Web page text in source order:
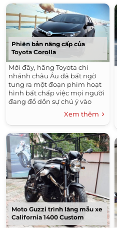
Phiên bản nâng cấp của
Toyota Corolla
Mới đây, hãng Toyota chi
nhánh châu Âu đã bất ngờ
tung ra một đoạn phim hoạt
hình bất chấp việc mọi người
đang đổ dồn sự chú ý vào
triển lãm Geneva 2015. Trong
đoạn video, hãng Toyota chi
nhánh châu Âu đã giới thiệu
các công nghệ an toàn chủ
động tiên tiến mới của mình.
Những công nghệ đều được
lắp trên một mẫu xe mà
nhiều người sau khi xem đã
khẳng định là Toyota Corolla
phiên bản nâng cấp sắp ra
mắt tại thị trường châu Âu
trong thời gian tới.
Xem thêm
Moto Guzzi trình làng mẫu xe
California 1400 Custom